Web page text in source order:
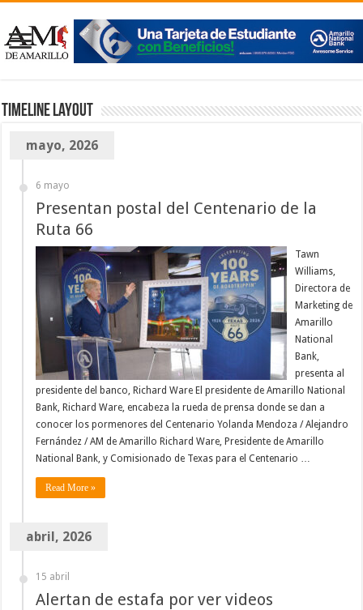
TimeLine Layout
mayo, 2026
6 mayo
Presentan postal del Centenario de la
Ruta 66
Tawn
Williams,
Directora de
Marketing de
Amarillo
National
Bank,
presenta al
presidente del banco, Richard Ware El presidente de Amarillo National
Bank, Richard Ware, encabeza la rueda de prensa donde se dan a
conocer los pormenores del Centenario Yolanda Mendoza / Alejandro
Fernández / AM de Amarillo Richard Ware, Presidente de Amarillo
National Bank, y Comisionado de Texas para el Centenario …
Read More »
abril, 2026
15 abril
Alertan de estafa por ver videos